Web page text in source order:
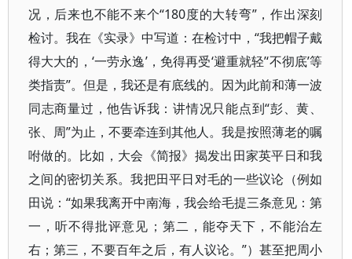
况，后来也不能不来个“180度的大转弯”，作出深刻
检讨。我在《实录》中写道：在检讨中，“我把帽子戴
得大大的，‘一劳永逸’，免得再受‘避重就轻’‘不彻底’等
类指责”。但是，我还是有底线的。因为此前和薄一波
同志商量过，他告诉我：讲情况只能点到“彭、黄、
张、周”为止，不要牵连到其他人。我是按照薄老的嘱
咐做的。比如，大会《简报》揭发出田家英平日和我
之间的密切关系。我把田平日对毛的一些议论（例如
田说：“如果我离开中南海，我会给毛提三条意见：第
一，听不得批评意见；第二，能夺天下，不能治左
右；第三，不要百年之后，有人议论。”）甚至把周小